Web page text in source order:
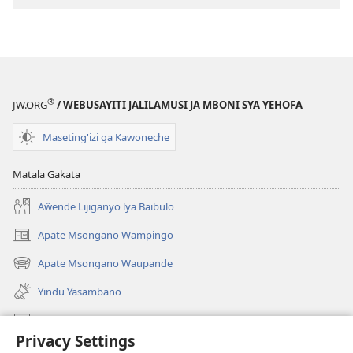
Privacy Settings
JW.ORG® / WEBUSAYITI JALILAMUSI JA MBONI SYA YEHOFA
Maseting'izi ga Kawoneche
Matala Gakata
Aŵende Lijiganyo lya Baibulo
Apate Msongano Wampingo
(awugule
liwindo
line)
Apate Msongano Waupande
(awugule
liwindo
line)
Yindu Yasambano
Mafidiyo
Kuwungunya pa JW.ORG